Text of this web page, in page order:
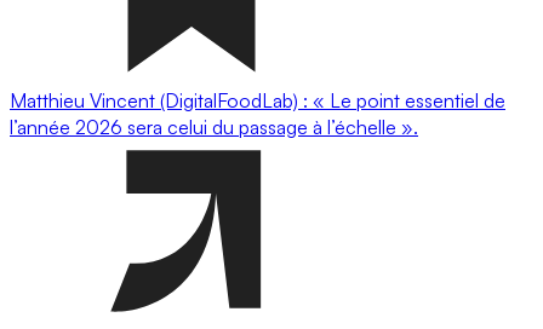
Matthieu Vincent (DigitalFoodLab) : « Le point essentiel de
l’année 2026 sera celui du passage à l’échelle ».